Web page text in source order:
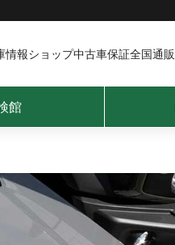
情報ショップ中古車保証全国通販
館